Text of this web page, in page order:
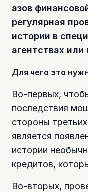
азов
регулярная
истории в
агентствах или
Для чего это
Во-первых,
последствия
стороны
является
истории
кредитов,
Во-вторых,